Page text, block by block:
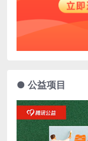
● 公益项目